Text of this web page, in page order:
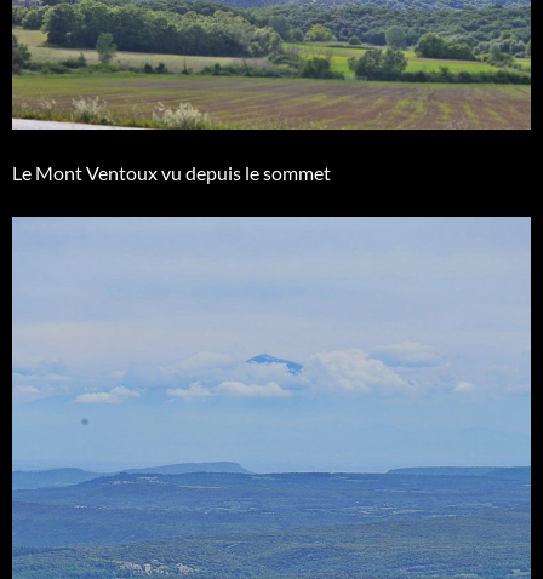
Le Mont Ventoux vu depuis le sommet